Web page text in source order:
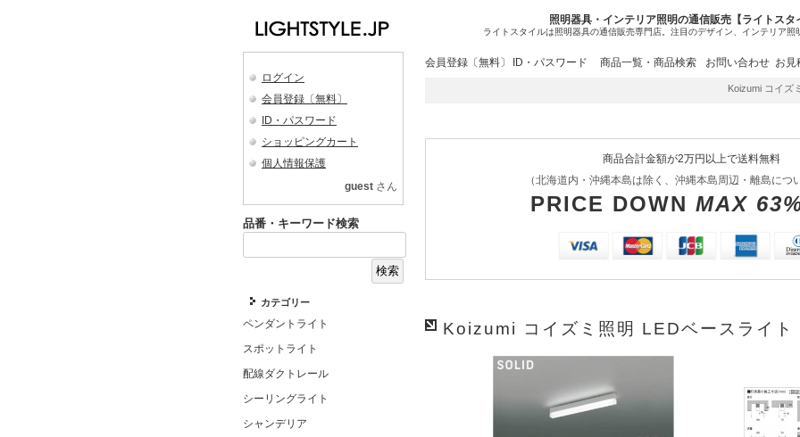
照明器具・インテリア照明の通信販売【ライトスタ
ライトスタイルは照明器具の通信販売専門店。注目のデザイン、インテリア照
ログイン
会員登録〔無料〕
ID・パスワード
ショッピングカート
個人情報保護
guest さん
品番・キーワード検索
カテゴリー
ペンダントライト
スポットライト
配線ダクトレール
シーリングライト
シャンデリア
会員登録〔無料〕 ID・パスワード 商品一覧・商品検索 お問い合わせ お見
Koizumi コイズミ照
商品合計金額が2万円以上で送料無料
（北海道内・沖縄本島は除く、沖縄本島周辺・離島につ
PRICE DOWN MAX
Koizumi コイズミ照明 LEDベースライ